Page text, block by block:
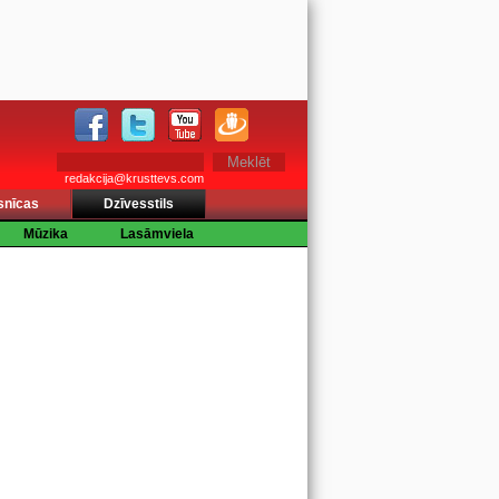
redakcija@krusttevs.com
Dzīvesstils
Mūzika
Lasāmviela